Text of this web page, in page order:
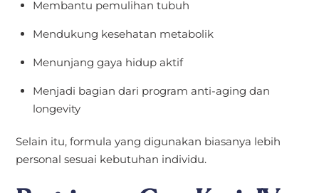
Membantu pemulihan tubuh
Mendukung kesehatan metabolik
Menunjang gaya hidup aktif
Menjadi bagian dari program anti-aging dan
longevity
Selain itu, formula yang digunakan biasanya lebih
personal sesuai kebutuhan individu.